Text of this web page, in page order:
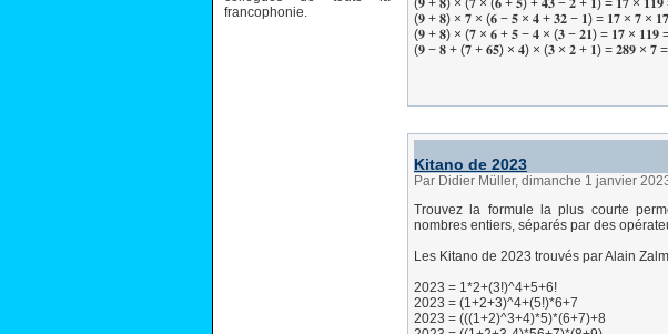
francophonie.
(𝟗 + 𝟖) × (𝟕 × (𝟔 + 𝟓) + 𝟒𝟑 − 𝟐 + 𝟏) = 𝟏𝟕 × 𝟏𝟏𝟗
(𝟗 + 𝟖) × 𝟕 × (𝟔 − 𝟓 × 𝟒 + 𝟑𝟐 − 𝟏) = 𝟏𝟕 × 𝟕 ×
(𝟗 + 𝟖) × (𝟕 × 𝟔 + 𝟓 − 𝟒 × (𝟑 − 𝟐𝟏) = 𝟏𝟕 × 𝟏𝟏𝟗
(𝟗 − 𝟖 + (𝟕 + 𝟔𝟓) × 𝟒) × (𝟑 × 𝟐 + 𝟏) = 𝟐𝟖𝟗 × 𝟕
Kitano de 2023
Par Didier Müller, dimanche 1 janvier
Trouvez la formule la plus courte
nombres entiers, séparés par des
Les Kitano de 2023 trouvés par Alain
2023 = 1*2+(3!)^4+5+6!
2023 = (1+2+3)^4+(5!)*6+7
2023 = (((1+2)^3+4)*5)*(6+7)+8